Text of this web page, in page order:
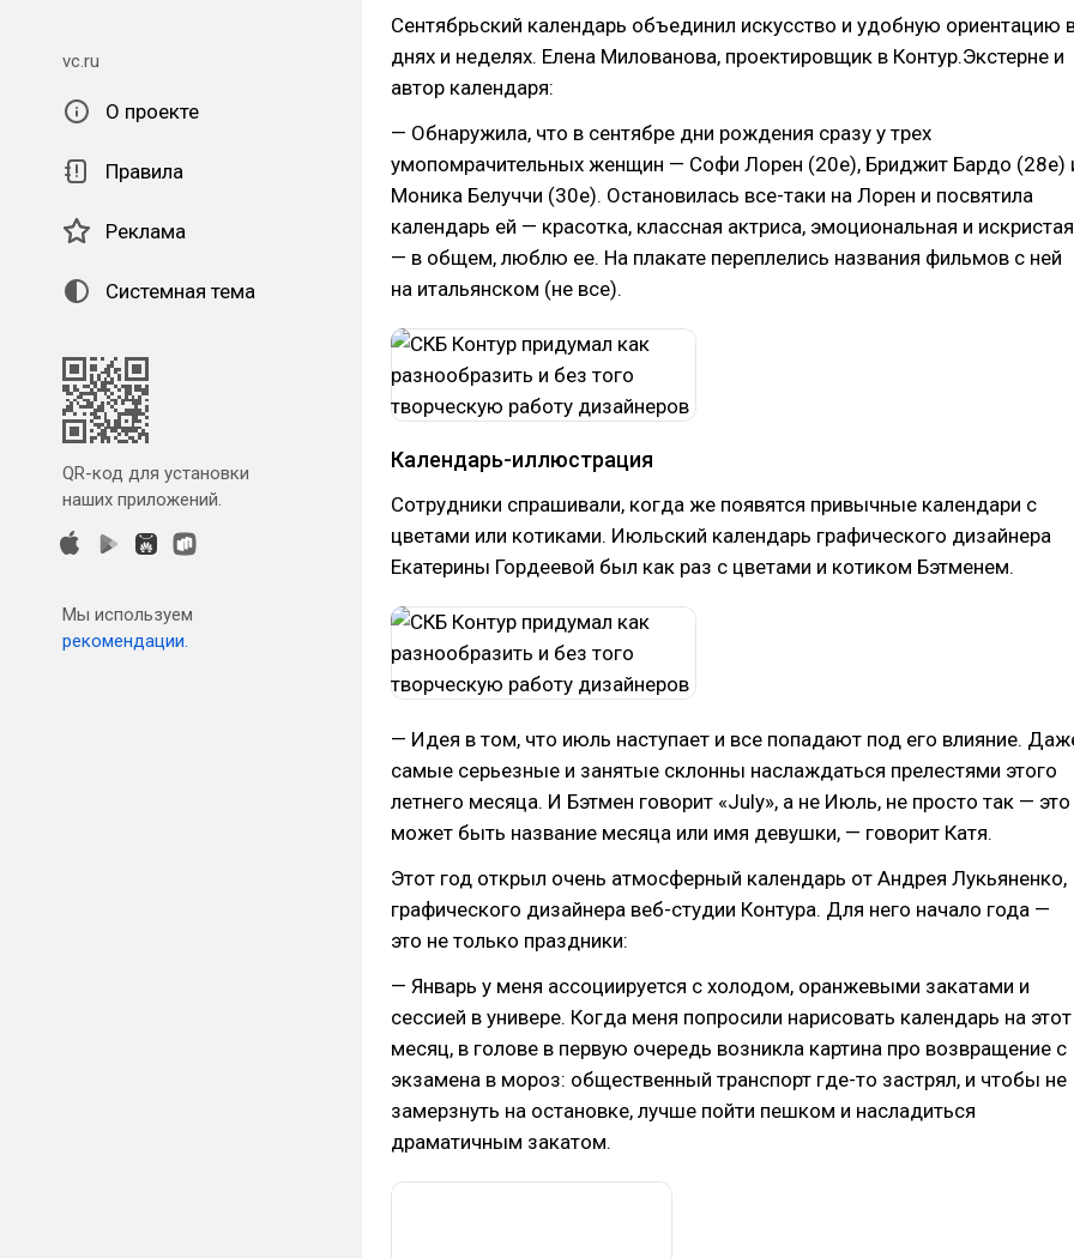
vc.ru
О проекте
Правила
Реклама
Системная тема
QR-код для установки
наших приложений.
Мы используем
рекомендации.
Сентябрьский календарь объединил искусство и удобную ориентацию
днях и неделях. Елена Милованова, проектировщик в Контур.Экстерне и
автор календаря:
— Обнаружила, что в сентябре дни рождения сразу у трех
умопомрачительных женщин — Софи Лорен (20е), Бриджит Бардо (28е)
Моника Белуччи (30е). Остановилась все-таки на Лорен и посвятила
календарь ей — красотка, классная актриса, эмоциональная и искристая
— в общем, люблю ее. На плакате переплелись названия фильмов с ней
на итальянском (не все).
Календарь-иллюстрация
Сотрудники спрашивали, когда же появятся привычные календари с
цветами или котиками. Июльский календарь графического дизайнера
Екатерины Гордеевой был как раз с цветами и котиком Бэтменем.
— Идея в том, что июль наступает и все попадают под его влияние.
самые серьезные и занятые склонны наслаждаться прелестями этого
летнего месяца. И Бэтмен говорит «July», а не Июль, не просто так — это
может быть название месяца или имя девушки, — говорит Катя.
Этот год открыл очень атмосферный календарь от Андрея Лукьяненко,
графического дизайнера веб-студии Контура. Для него начало года —
это не только праздники:
— Январь у меня ассоциируется с холодом, оранжевыми закатами и
сессией в универе. Когда меня попросили нарисовать календарь на этот
месяц, в голове в первую очередь возникла картина про возвращение с
экзамена в мороз: общественный транспорт где-то застрял, и чтобы не
замерзнуть на остановке, лучше пойти пешком и насладиться
драматичным закатом.